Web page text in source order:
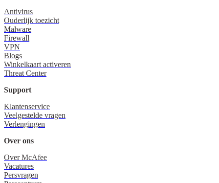
Antivirus
Ouderlijk toezicht
Malware
Firewall
VPN
Blogs
Winkelkaart activeren
Threat Center
Support
Klantenservice
Veelgestelde vragen
Verlengingen
Over ons
Over McAfee
Vacatures
Persvragen